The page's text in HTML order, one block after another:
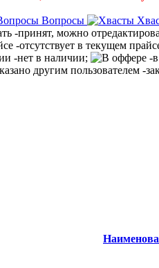
Вопросы
-принят, можно
-отсутствует в текущем
-нет в наличии;
-
-